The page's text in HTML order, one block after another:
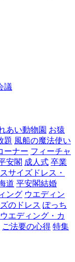
議
あい動物園 お猿
題 風船の魔法使い
ーナー フィーチャ
安閣 成人式 卒業
サイズドレス・
道 平安閣結婚
ング ウエディン
のドレス ぽっち
エディング・カ
ご法要の心得 特集